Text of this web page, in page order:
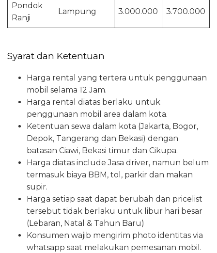
Pondok
Ranji
Lampung 3.000.000 3.700.000
Syarat dan Ketentuan
Harga rental yang tertera untuk penggunaan
mobil selama 12 Jam.
Harga rental diatas berlaku untuk
penggunaan mobil area dalam kota.
Ketentuan sewa dalam kota (Jakarta, Bogor,
Depok, Tangerang dan Bekasi) dengan
batasan Ciawi, Bekasi timur dan Cikupa.
Harga diatas include Jasa driver, namun belum
termasuk biaya BBM, tol, parkir dan makan
supir.
Harga setiap saat dapat berubah dan pricelist
tersebut tidak berlaku untuk libur hari besar
(Lebaran, Natal & Tahun Baru)
Konsumen wajib mengirim photo identitas via
whatsapp saat melakukan pemesanan mobil.